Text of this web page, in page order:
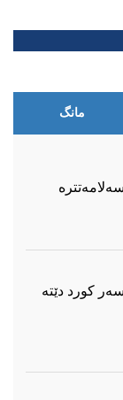
مانگ
كورد دێتە